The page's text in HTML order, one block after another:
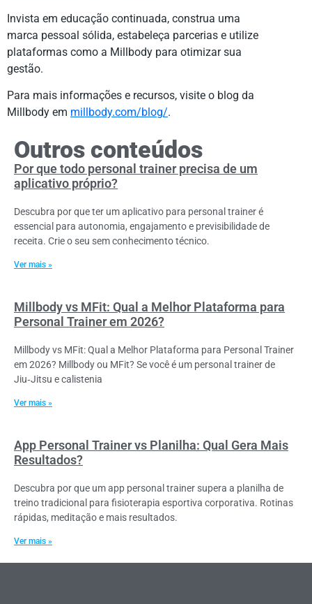
Invista em educação continuada, construa uma
marca pessoal sólida, estabeleça parcerias e utilize
plataformas como a Millbody para otimizar sua
gestão.
Para mais informações e recursos, visite o blog da
Millbody em millbody.com/blog/.
Outros conteúdos
Por que todo personal trainer precisa de um
aplicativo próprio?
Descubra por que ter um aplicativo para personal trainer é
essencial para autonomia, engajamento e previsibilidade de
receita. Crie o seu sem conhecimento técnico.
Ver mais »
Millbody vs MFit: Qual a Melhor Plataforma para
Personal Trainer em 2026?
Millbody vs MFit: Qual a Melhor Plataforma para Personal Trainer
em 2026? Millbody ou MFit? Se você é um personal trainer de
Jiu‑Jitsu e calistenia
Ver mais »
App Personal Trainer vs Planilha: Qual Gera Mais
Resultados?
Descubra por que um app personal trainer supera a planilha de
treino tradicional para fisioterapia esportiva corporativa. Rotinas
rápidas, meditação e mais resultados.
Ver mais »